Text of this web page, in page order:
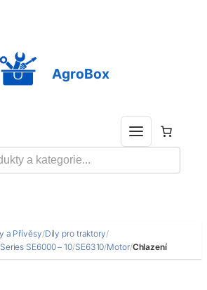
AgroBox
a Přívěsy/Díly pro traktory/
Series SE6000 – 10/SE6310/Motor/Chlazení